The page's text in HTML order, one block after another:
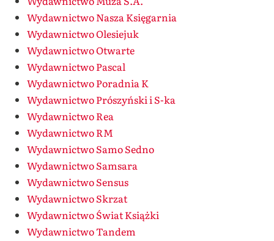
Wydawnictwo Nasza Księgarnia
Wydawnictwo Olesiejuk
Wydawnictwo Otwarte
Wydawnictwo Pascal
Wydawnictwo Poradnia K
Wydawnictwo Prószyński i S-ka
Wydawnictwo Rea
Wydawnictwo RM
Wydawnictwo Samo Sedno
Wydawnictwo Samsara
Wydawnictwo Sensus
Wydawnictwo Skrzat
Wydawnictwo Świat Książki
Wydawnictwo Tandem